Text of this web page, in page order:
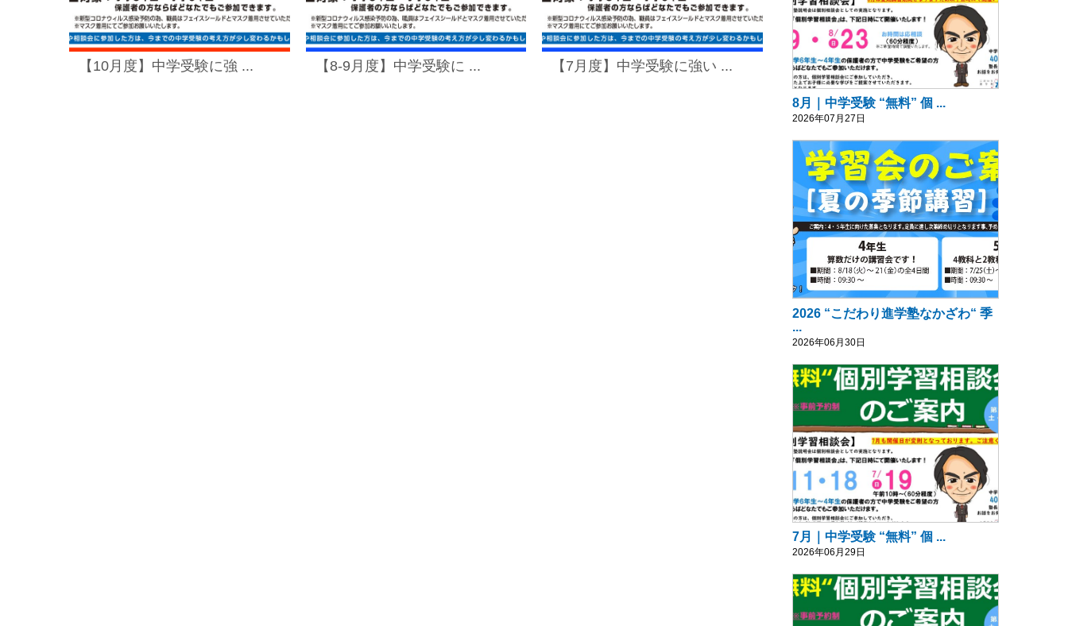
【10月度】中学受験に強 ... 【8-9月度】中学受験に ... 【7月度】中学受験に強い ...
8月｜中学受験 “無料” 個 ...
2026年07月27日
2026 “こだわり進学塾なかざわ“ 季
...
2026年06月30日
7月｜中学受験 “無料” 個 ...
2026年06月29日